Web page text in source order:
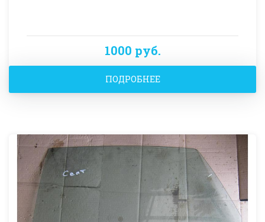
1000 руб.
ПОДРОБНЕЕ